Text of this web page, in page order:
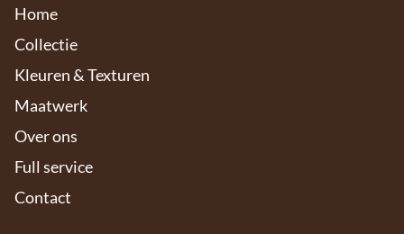
Home
Collectie
Kleuren & Texturen
Maatwerk
Over ons
Full service
Contact